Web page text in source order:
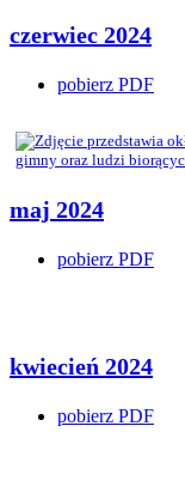
czerwiec 2024
pobierz PDF
maj 2024
pobierz PDF
kwiecień 2024
pobierz PDF